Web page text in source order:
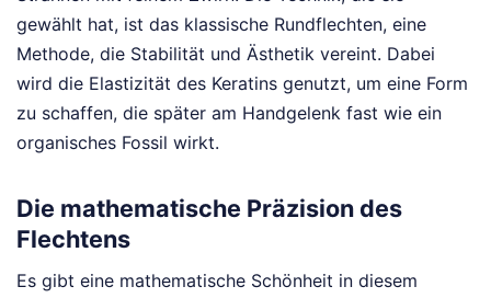
gewählt hat, ist das klassische Rundflechten, eine
Methode, die Stabilität und Ästhetik vereint. Dabei
wird die Elastizität des Keratins genutzt, um eine Form
zu schaffen, die später am Handgelenk fast wie ein
organisches Fossil wirkt.
Die mathematische Präzision des
Flechtens
Es gibt eine mathematische Schönheit in diesem